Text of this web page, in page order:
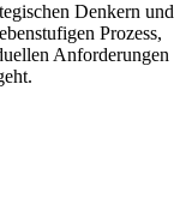
Denkern und
Prozess,
Anforderungen